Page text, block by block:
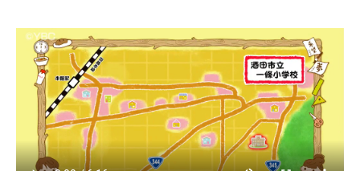
試写会・プレゼント
Present
ＹＢＣオンデマンド